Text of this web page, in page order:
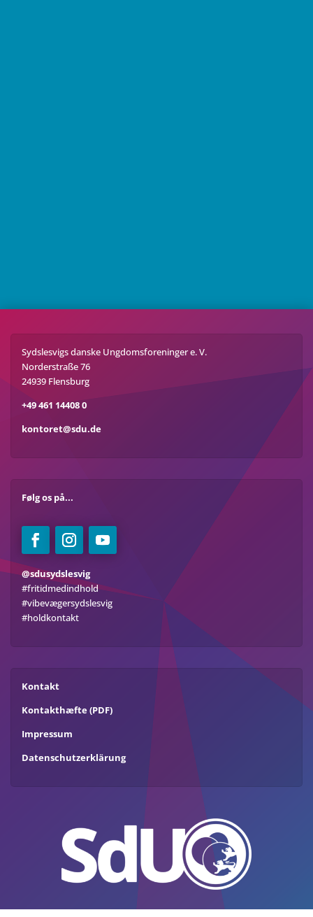
Sydslesvigs danske Ungdomsforeninger e. V.
Norderstraße 76
24939 Flensburg
+49 461 14408 0
kontoret@sdu.de
Følg os på...
@sdusydslesvig
#fritidmedindhold
#vibevægersydslesvig
#holdkontakt
Kontakt
Kontakthæfte (PDF)
Impressum
Datenschutzerklärung